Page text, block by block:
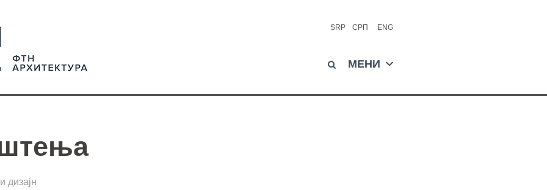
МЕНИ
ENG
СРП
SRP
дизајн